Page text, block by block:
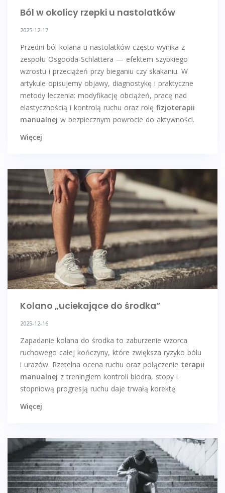
Ból w okolicy rzepki u nastolatków
2025-12-17
Przedni ból kolana u nastolatków często wynika z
zespołu Osgooda‑Schlattera — efektem szybkiego
wzrostu i przeciążeń przy bieganiu czy skakaniu. W
artykule opisujemy objawy, diagnostykę i praktyczne
metody leczenia: modyfikację obciążeń, pracę nad
elastycznością i kontrolą ruchu oraz rolę fizjoterapii
manualnej w bezpiecznym powrocie do aktywności.
Więcej
Kolano „uciekające do środka”
2025-12-16
Zapadanie kolana do środka to zaburzenie wzorca
ruchowego całej kończyny, które zwiększa ryzyko bólu
i urazów. Rzetelna ocena ruchu oraz połączenie terapii
manualnej z treningiem kontroli biodra, stopy i
stopniową progresją ruchu daje trwałą korektę.
Więcej